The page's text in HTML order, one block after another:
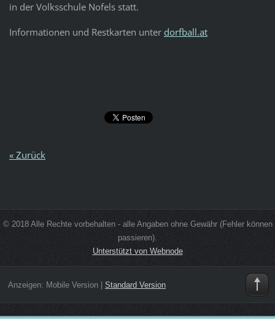
in der Volksschule Nofels statt.
Informationen und Restkarten unter dorfball.at
« Zurück
© 2018 Alle Rechte vorbehalten - alle Angaben ohne Gewähr (Fehler können
passieren).
Unterstützt von Webnode
Anzeigen: Mobile Version| Standard Version